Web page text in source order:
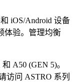
iOS/Android 设备
体验。管理均衡
A50 (GEN 5)。
访问 ASTRO 系列